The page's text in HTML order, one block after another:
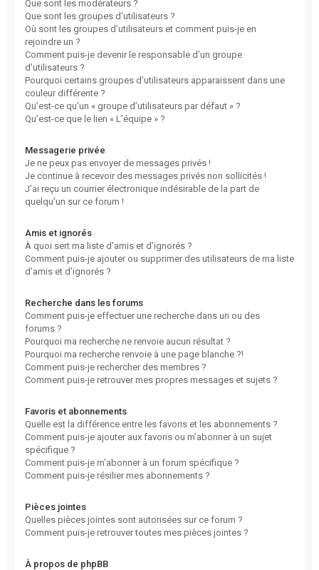
Que sont les modérateurs ?
Que sont les groupes d’utilisateurs ?
Où sont les groupes d’utilisateurs et comment puis-je en
rejoindre un ?
Comment puis-je devenir le responsable d’un groupe
d’utilisateurs ?
Pourquoi certains groupes d’utilisateurs apparaissent dans une
couleur différente ?
Qu’est-ce qu’un « groupe d’utilisateurs par défaut » ?
Qu’est-ce que le lien « L’équipe » ?
Messagerie privée
Je ne peux pas envoyer de messages privés !
Je continue à recevoir des messages privés non sollicités !
J’ai reçu un courrier électronique indésirable de la part de
quelqu’un sur ce forum !
Amis et ignorés
À quoi sert ma liste d’amis et d’ignorés ?
Comment puis-je ajouter ou supprimer des utilisateurs de ma liste
d’amis et d’ignorés ?
Recherche dans les forums
Comment puis-je effectuer une recherche dans un ou des
forums ?
Pourquoi ma recherche ne renvoie aucun résultat ?
Pourquoi ma recherche renvoie à une page blanche ?!
Comment puis-je rechercher des membres ?
Comment puis-je retrouver mes propres messages et sujets ?
Favoris et abonnements
Quelle est la différence entre les favoris et les abonnements ?
Comment puis-je ajouter aux favoris ou m’abonner à un sujet
spécifique ?
Comment puis-je m’abonner à un forum spécifique ?
Comment puis-je résilier mes abonnements ?
Pièces jointes
Quelles pièces jointes sont autorisées sur ce forum ?
Comment puis-je retrouver toutes mes pièces jointes ?
À propos de phpBB